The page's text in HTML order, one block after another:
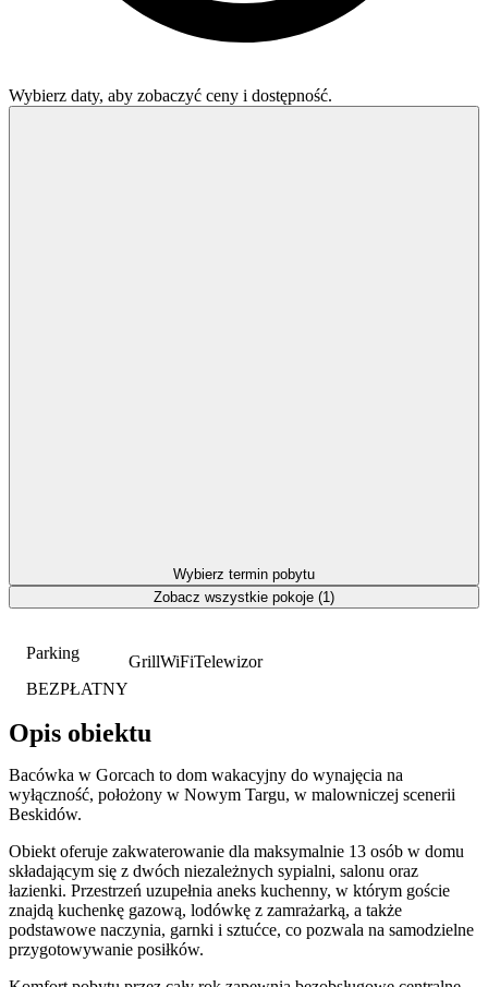
Parking
BEZPŁATNY
GrillWiFiTelewizor
Opis obiektu
Bacówka w Gorcach to dom wakacyjny do wynajęcia na
wyłączność, położony w Nowym Targu, w malowniczej scenerii
Beskidów.
Obiekt oferuje zakwaterowanie dla maksymalnie 13 osób w domu
składającym się z dwóch niezależnych sypialni, salonu oraz
łazienki. Przestrzeń uzupełnia aneks kuchenny, w którym goście
znajdą kuchenkę gazową, lodówkę z zamrażarką, a także
podstawowe naczynia, garnki i sztućce, co pozwala na samodzielne
przygotowywanie posiłków.
Wybierz daty, aby zobaczyć ceny i dostępność.
Wybierz termin pobytu
Zobacz wszystkie pokoje (1)